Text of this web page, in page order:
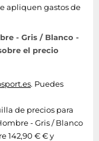
apliquen gastos de
- Gris / Blanco -
el precio
. Puedes
de precios para
- Gris / Blanco
142,90 € € y